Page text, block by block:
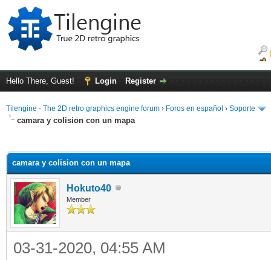
Hello There, Guest! Login Register
Tilengine - The 2D retro graphics engine forum › Foros en español › Soporte
camara y colision con un mapa
camara y colision con un mapa
Hokuto40
Member
03-31-2020, 04:55 AM